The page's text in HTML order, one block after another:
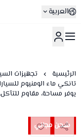
العربية
الرئيسية تجهيزات
يوفر مساحة، مقاوم
شحن مجاني